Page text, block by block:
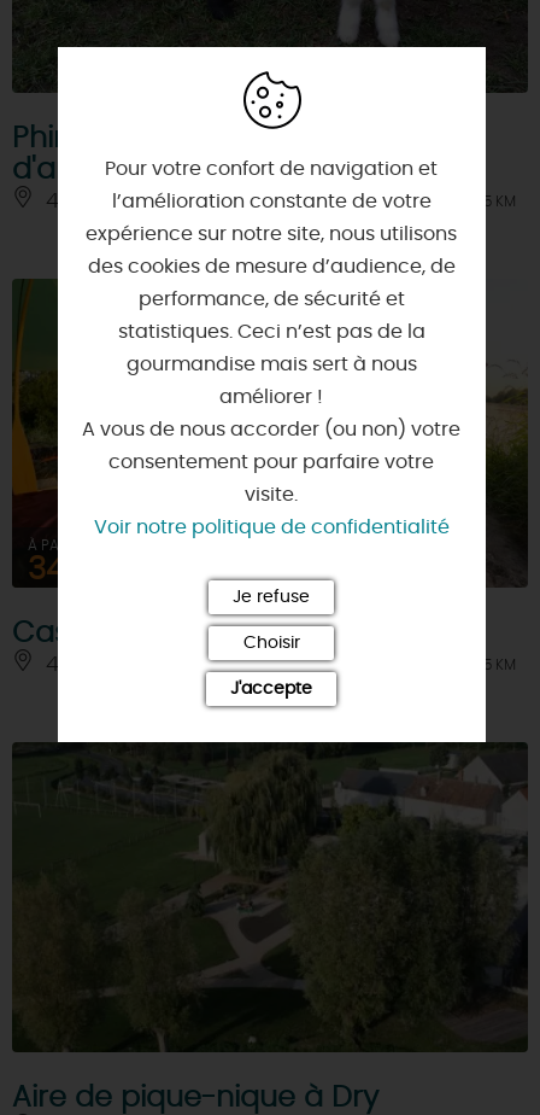
Phirisse et le petit caillou - ferme
d'animation
45370 - DRY À 3.5 KM
À PARTIR DE
345€
Castor & Bivouac
45370 - DRY À 3.5 KM
Aire de pique-nique à Dry
Pour votre confort de navigation et
l’amélioration constante de votre
expérience sur notre site, nous utilisons
des cookies de mesure d’audience, de
performance, de sécurité et
statistiques. Ceci n’est pas de la
gourmandise mais sert à nous
améliorer !
A vous de nous accorder (ou non) votre
consentement pour parfaire votre
visite.
Voir notre politique de confidentialité
Je refuse
Choisir
J'accepte